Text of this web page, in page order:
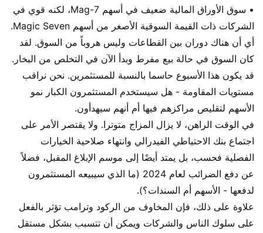
• سوق الأوراق المالية ضعيف في أسهم Mag-7، لكنه قوي في
الشركات ذات القيمة السوقية الأصغر من أسهم Magic Seven.
أي أن هناك دوران بين القطاعات وليس هروباً من السوق. لقد
كان السوق في حالة بيع مفرط وبدأ الآن في التخلص من البخار.
قد يكون هذا الأسبوع حاسما بالنسبة للمستثمرين. نحن نراقب
مستويات المقاومة - هل سيستخدم المستثمرون الكبار نمو
الأسهم لتقليص مراكزهم فيها أم أنهم سيهدأون.
في الوقت الراهن، لا يزال المزاج متوترا. ولا يقتصر الأمر على
اجتماع بنك الاحتياطي الفيدرالي وانتهاء صلاحية الخيارات
الفصلية فحسب، بل يمتد أيضًا إلى موسم الإبلاغ المقبل، فضلاً
عن دفع الضرائب لعام 2024 (ما الذي سيبيعه المستثمرون
لدفعها - الأسهم أم السندات؟).
علاوة على ذلك، فإن المخاوف من الركود وترامب تؤثر بالفعل
على سلوك الناس والشركات ويمكن أن تتسبب بشكل مستقل